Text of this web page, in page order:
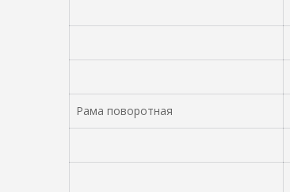
Рама поворотная